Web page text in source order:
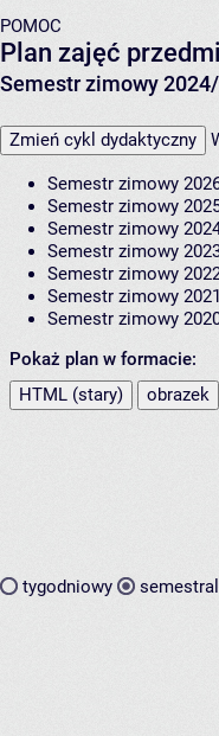
POMOC
Plan zajęć
Semestr zimowy
Zmień cykl dydaktyczny
Semestr zimowy
Semestr zimowy
Semestr zimowy
Semestr zimowy
Semestr zimowy
Semestr zimowy
Semestr zimowy
Pokaż plan w formacie:
HTML (stary)
obrazek
tygodniowy